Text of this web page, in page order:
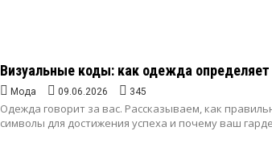
Визуальные коды: как одежда
Мода 09.06.2026 345
Одежда говорит за вас. Рассказываем, как
символы для достижения успеха и почему ваш